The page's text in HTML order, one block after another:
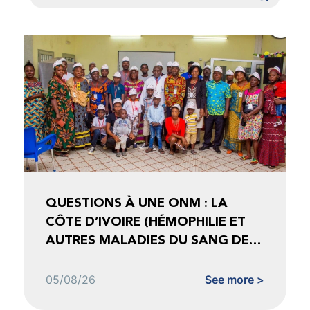
QUESTIONS À UNE ONM : LA
CÔTE D’IVOIRE (HÉMOPHILIE ET
AUTRES MALADIES DU SANG DE
05/08/26 See more >